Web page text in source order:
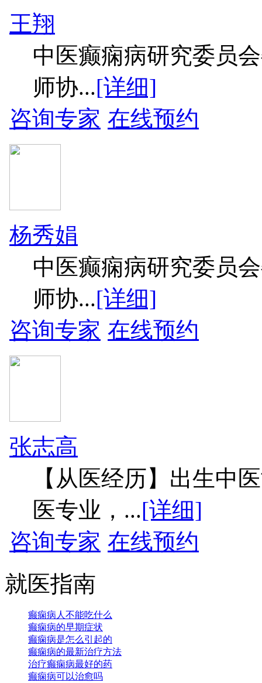
王翔
中医癫痫病研究委员
师协...[详细]
咨询专家 在线预约
杨秀娟
中医癫痫病研究委员
师协...[详细]
咨询专家 在线预约
张志高
【从医经历】出生中
医专业，...[详细]
咨询专家 在线预约
就医指南
癫痫病人不能吃什么
癫痫病的早期症状
癫痫病是怎么引起的
癫痫病的最新治疗方法
治疗癫痫病最好的药
癫痫病可以治愈吗